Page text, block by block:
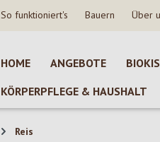
So funktioniert's Bauern Über
HOME ANGEBOTE
KÖRPERPFLEGE & HAUSHALT
Reis